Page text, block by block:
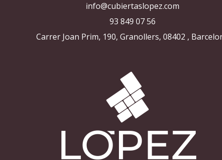
info@cubiertaslopez.com
93 849 07 56
Carrer Joan Prim, 190, Granollers, 08402 ,